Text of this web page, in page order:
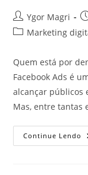
Ygor Magri
Marketing
Quem está por
Facebook Ads é
alcançar públicos
Mas, entre tantas
Continue Lendo